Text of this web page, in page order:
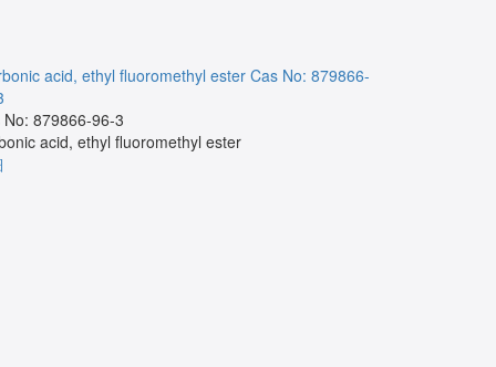
acid, ethyl fluoromethyl ester Cas No: 879866-
No: 879866-96-3
acid, ethyl fluoromethyl ester